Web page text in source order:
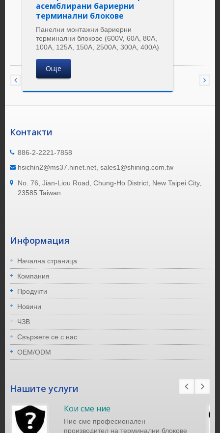
асемблирани бариерни
терминални блокове
Панелни монтажни бариерни
терминални блокове (600V, 60A, 80A,
100A, 125A, 150A, 2500A, 300A, 400A)
Още
Контакти
886-2-2221-7858
hsichin2@ms37.hinet.net, sales1@shining.com.tw
No. 76, Jian-Liou Road, Chung-Ho District, New Taipei City,
23585 Taiwan
Информация
Начална страница
Компания
Продукти
Новини
ЧЗВ
Свържете се с нас
OEM/ODM
Нашите услуги
Кои сме ние
Ние сме професионален
производител на терминални блокове